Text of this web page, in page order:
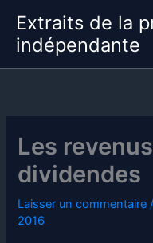
contenu
Extraits de la
indépendante
Les
dividendes
Laisser un commentaire
2016